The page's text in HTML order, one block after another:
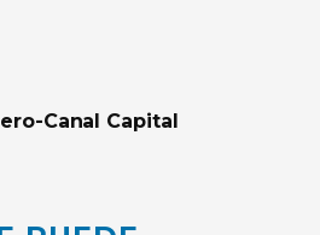
Canal Capital